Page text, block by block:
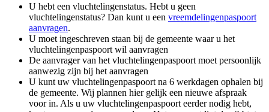
U hebt een vluchtelingenstatus. Hebt u geen
vluchtelingenstatus? Dan kunt u een vreemdelingenpaspoort
aanvragen.
U moet ingeschreven staan bij de gemeente waar u het
vluchtelingenpaspoort wil aanvragen
De aanvrager van het vluchtelingenpaspoort moet persoonlijk
aanwezig zijn bij het aanvragen
U kunt uw vluchtelingenpaspoort na 6 werkdagen ophalen bij
de gemeente. Wij plannen hier gelijk een nieuwe afspraak
voor in. Als u uw vluchtelingenpaspoort eerder nodig hebt,